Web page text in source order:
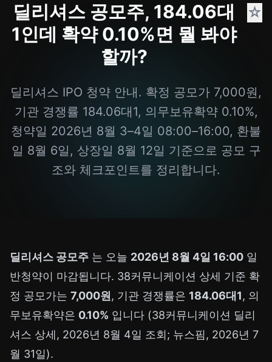
딜리셔스 공모주, 184.06대
1인데 확약 0.10%면 뭘 봐야
할까?
☆
딜리셔스 IPO 청약 안내. 확정 공모가 7,000원,
기관 경쟁률 184.06대1, 의무보유확약 0.10%,
청약일 2026년 8월 3–4일 08:00–16:00, 환불
일 8월 6일, 상장일 8월 12일 기준으로 공모 구
조와 체크포인트를 정리합니다.
딜리셔스 공모주 는 오늘 2026년 8월 4일 16:00 일
반청약이 마감됩니다. 38커뮤니케이션 상세 기준 확
정 공모가는 7,000원 , 기관 경쟁률은 184.06대1, 의
무보유확약은 0.10% 입니다 (38커뮤니케이션 딜리
셔스 상세, 2026년 8월 4일 조회; 뉴스핌, 2026년 7
월 31일).